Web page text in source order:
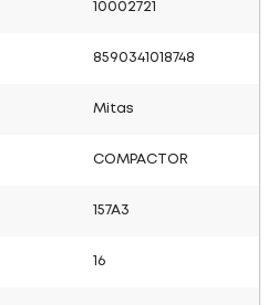
10002721
8590341018748
Mitas
COMPACTOR
157A3
16